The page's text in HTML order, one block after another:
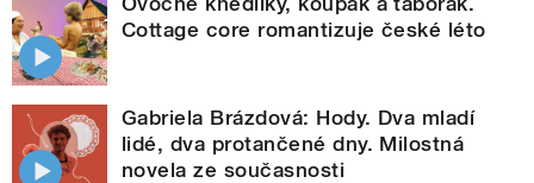
Cottage core romantizuje české léto
Gabriela Brázdová: Hody. Dva mladí
lidé, dva protančené dny. Milostná
novela ze současnosti